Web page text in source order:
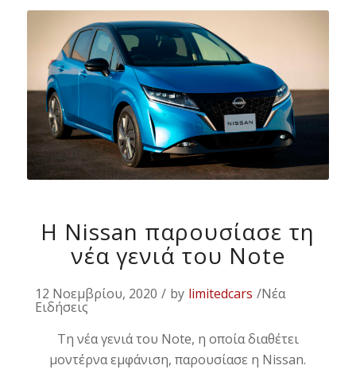
Η Nissan παρουσίασε τη
νέα γενιά του Note
12 Νοεμβρίου, 2020 / by limitedcars /Νέα
Ειδήσεις
Τη νέα γενιά του Note, η οποία διαθέτει
μοντέρνα εμφάνιση, παρουσίασε η Nissan.